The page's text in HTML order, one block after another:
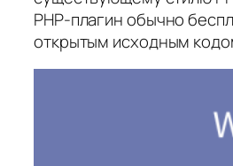
PHP‑плагин обычно
открытым исходным